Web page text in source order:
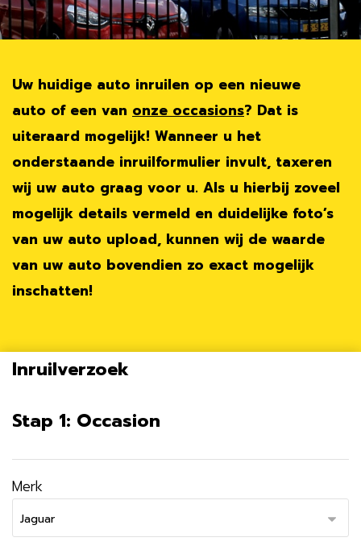
Uw huidige auto inruilen op een nieuwe
auto of een van onze occasions? Dat is
uiteraard mogelijk! Wanneer u het
onderstaande inruilformulier invult, taxeren
wij uw auto graag voor u. Als u hierbij zoveel
mogelijk details vermeld en duidelijke foto’s
van uw auto upload, kunnen wij de waarde
van uw auto bovendien zo exact mogelijk
inschatten!
Inruilverzoek
Stap 1: Occasion
Merk